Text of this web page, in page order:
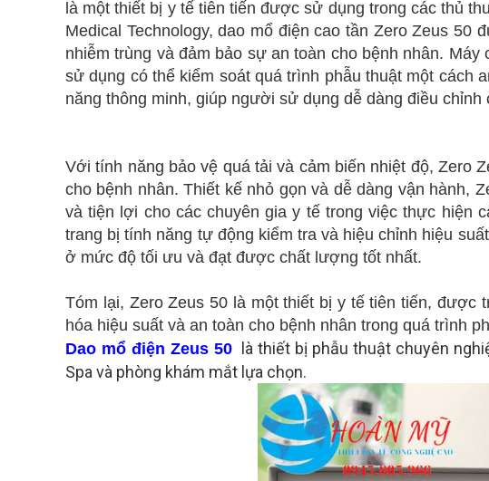
là một thiết bị y tế tiên tiến được sử dụng trong các thủ
Medical Technology, dao mổ điện cao tần Zero Zeus
nhiễm trùng và đảm bảo sự an toàn cho bệnh nhân.
sử dụng có thể kiểm soát quá trình phẫu thuật một cách
năng thông minh, giúp người sử dụng dễ dàng điều
Với tính năng bảo vệ quá tải và cảm biến nhiệt độ, Zero
cho bệnh nhân. Thiết kế nhỏ gọn và dễ dàng vận hành,
và tiện lợi cho các chuyên gia y tế trong việc thực hiện
trang bị tính năng tự động kiểm tra và hiệu chỉnh hiệu
ở mức độ tối ưu và đạt được chất lượng tốt nhất.
Tóm lại, Zero Zeus 50 là một thiết bị y tế tiên tiến,
hóa hiệu suất và an toàn cho bệnh nhân trong quá trình
Dao mổ điện Zeus 50
là thiết bị phẫu thuật chuyên
Spa và phòng khám mắt lựa chọn.